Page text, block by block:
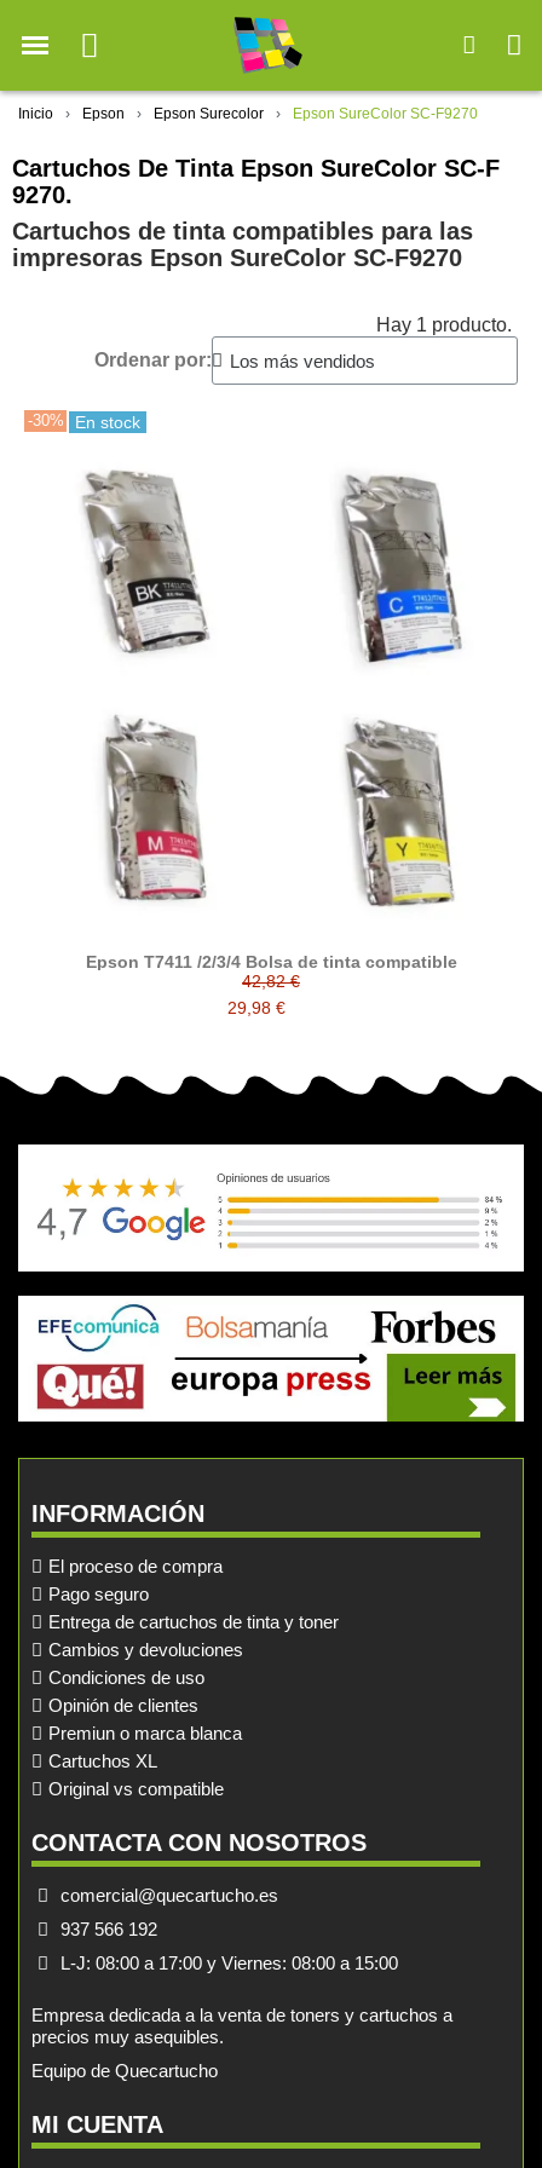
Inicio Epson Epson Surecolor Epson SureColor SC-F9270
Cartuchos De Tinta Epson SureColor SC-F
9270.
Cartuchos de tinta compatibles para las
impresoras Epson SureColor SC-F9270
Hay 1 producto.
Ordenar por:
-30% En stock
Epson T7411 /2/3/4 Bolsa de tinta compatible
42,82 €
29,98 €
INFORMACIÓN
El proceso de compra
Pago seguro
Entrega de cartuchos de tinta y toner
Cambios y devoluciones
Condiciones de uso
Opinión de clientes
Premiun o marca blanca
Cartuchos XL
Original vs compatible
CONTACTA CON NOSOTROS
comercial@quecartucho.es
937 566 192
L-J: 08:00 a 17:00 y Viernes: 08:00 a 15:00
Empresa dedicada a la venta de toners y cartuchos a
precios muy asequibles.
Equipo de Quecartucho
MI CUENTA